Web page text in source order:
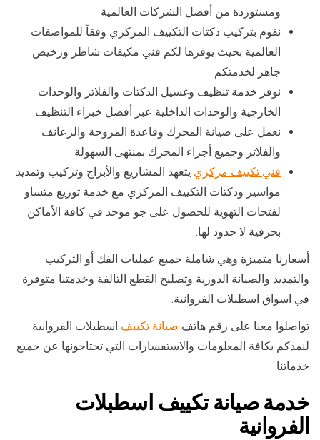
ومستوردة من أفضل الشركات العالمية
نقوم بتركيب دكتات التكييف المركزي وفقاً للمواصفات
العالمية بحيث يوفرها لكم فني مكيفات شاطر ورخيص
جاهز لخدمتكم
نوفر خدمة تنظيف وغسيل الدكتات والفلاتر والوحدات
الخارجية والوحدات الداخلية عبر أفضل خبراء التنظيف.
نعمل على صيانة المحرك وقاعدة المروحة والزعانف
والفلاتر وجميع أجزاء المحرك بمنتهى السهولة
فني تكييف مركزي يتعهد المشاريع والأبراج وتركيب وتمديد
مواسير ودكتات التكييف المركزي مع خدمة توزيع متساو
لفتحات التهوية للحصول على جو موحد في كافة الأماكن
بحرفية لا حدود لها.
أسعارنا متميزة وهي شاملة جميع عمليات الفك أو التركيب
والتمديد والصيانة الدورية وتصليح القطع التالفة وخدمتنا متوفرة
في اسواق اسطبلات الفروانية.
تواصلوا معنا على رقم هاتف صيانة تكييف اسطبلات الفروانية
لنمدكم بكافة المعلومات والاستفسارات التي تحتاجونها عن جميع
خدماتنا
خدمة صيانة تكييف اسطبلات
الفروانية